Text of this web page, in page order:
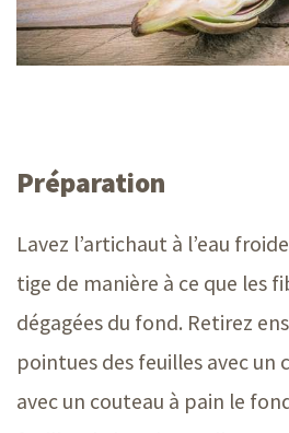
Préparation
Lavez l’artichaut à l’eau
tige de manière à ce que les
dégagées du fond. Retirez
pointues des feuilles avec un
avec un couteau à pain le